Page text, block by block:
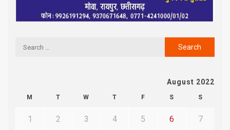
August 2022
M T W T F S S
1 2 3 4 5 6 7